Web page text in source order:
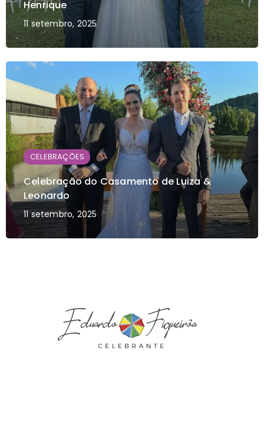
Henrique
11 setembro, 2025
CELEBRAÇÕES
Celebração do Casamento de Luiza &
Leonardo
11 setembro, 2025